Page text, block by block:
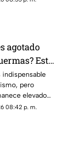
agotado
Estos
ayudar
cortisol
indispensable
pero
elevado
puede
08:42 p. m.